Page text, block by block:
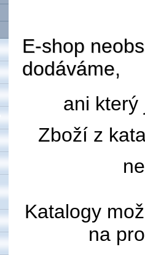
E-shop
dodáváme,
ani který
Zboží z
Katalogy
na